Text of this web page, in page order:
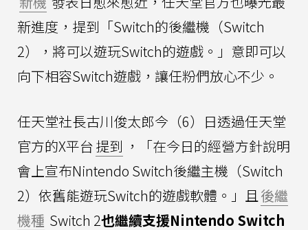
新進度，提到「Switch的後繼機（Switch
2），將可以遊玩Switch的遊戲。」意即可以
向下相容Switch遊戲，讓任粉們放心不少。
任天堂社長古川俊太郎今（6）日透過任天堂
官方的X平台提到 ，「在今日的經營方針說明
會上宣布Nintendo Switch後繼主機（Switch
2）依舊能遊玩Switch的遊戲軟體。」且後繼
機種 Switch 2也繼續支援Nintendo Switch